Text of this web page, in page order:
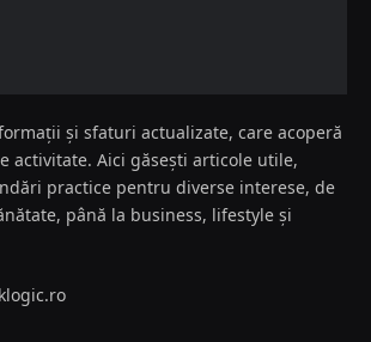
și sfaturi actualizate, care acoperă
activitate. Aici găsești articole utile,
practice pentru diverse interese, de
până la business, lifestyle și